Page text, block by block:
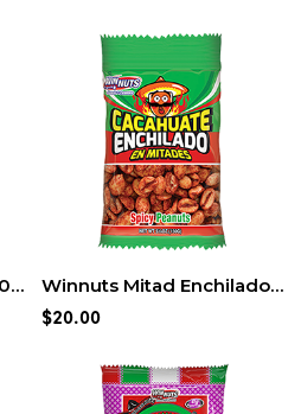
Winnuts Cantininero 150gr (12pack) Winnuts Mitad Enchilado 150gr (12pack)
$20.00